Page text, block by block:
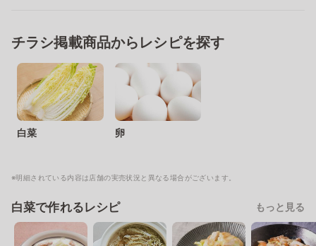
チラシ掲載商品からレシピを探す
白菜 卵
※明細されている内容は店舗の実売状況と異なる場合がございます。
白菜で作れるレシピ もっと見る